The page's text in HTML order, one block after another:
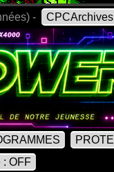
- CPCArchives
: OFF